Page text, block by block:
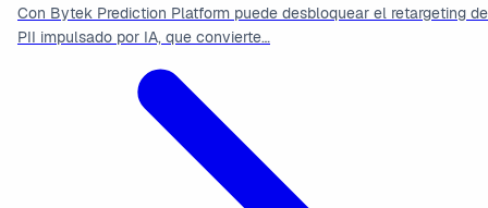
Con Bytek Prediction Platform puede desbloquear el retargeting de
PII impulsado por IA, que convierte…